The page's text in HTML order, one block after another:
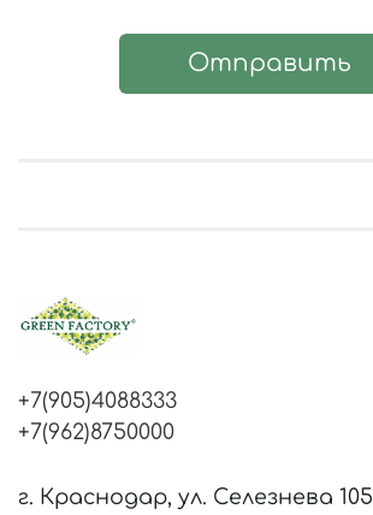
Отправить
+7(905)4088333
+7(962)8750000
г. Краснодар, ул. Селезнева 105